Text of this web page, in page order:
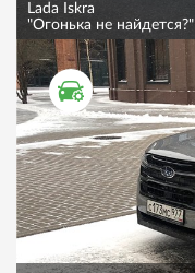
Lada Iskra
"Огонька не найдется?"
ТЕСТ ДРАЙВ